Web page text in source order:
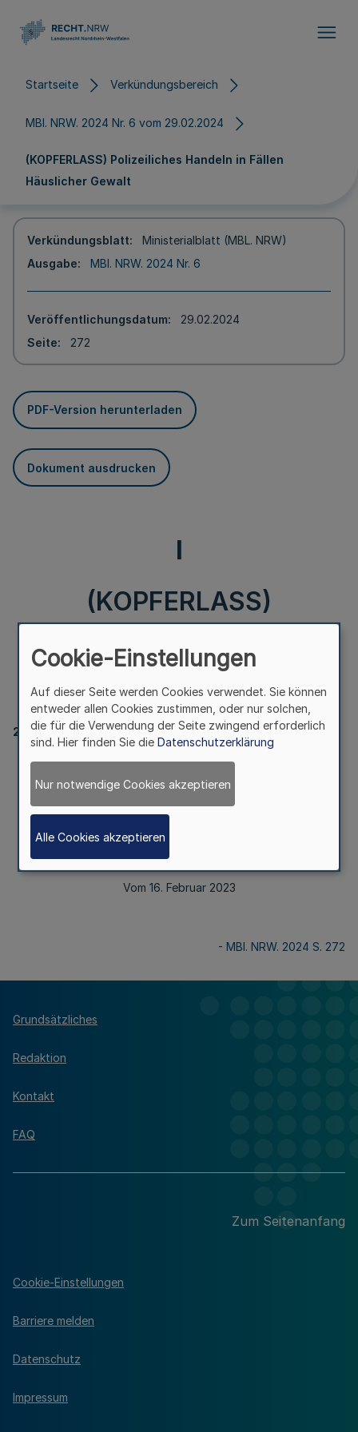
Startseite Verkündungsbereich
MBl. NRW. 2024 Nr. 6 vom 29.02.2024
(KOPFERLASS) Polizeiliches Handeln in Fällen
Häuslicher Gewalt
Verkündungsblatt
Ministerialblatt (MBL. NRW)
Ausgabe
MBl. NRW. 2024 Nr. 6
Veröffentlichungsdatum
29.02.2024
Seite
272
PDF-Version herunterladen
Dokument ausdrucken
I
(KOPFERLASS)
Polizeiliches Handeln in
Fällen Häuslicher Gewalt
2056
(KOPFERLASS)
Polizeiliches Handeln in Fällen Häuslicher Gewalt
Runderlass
des Ministeriums des Innern 426-22.62.03.06 VS-NfD
Vom 16. Februar 2023
- MBl. NRW. 2024 S. 272
Grundsätzliches
Redaktion
Kontakt
FAQ
Zum Seitenanfang
Cookie-Einstellungen
Barriere melden
Datenschutz
Impressum
Cookie-Einstellungen
Auf dieser Seite werden Cookies verwendet. Sie können
entweder allen Cookies zustimmen, oder nur solchen,
die für die Verwendung der Seite zwingend erforderlich
sind. Hier finden Sie die Datenschutzerklärung
Nur notwendige Cookies akzeptieren
Alle Cookies akzeptieren